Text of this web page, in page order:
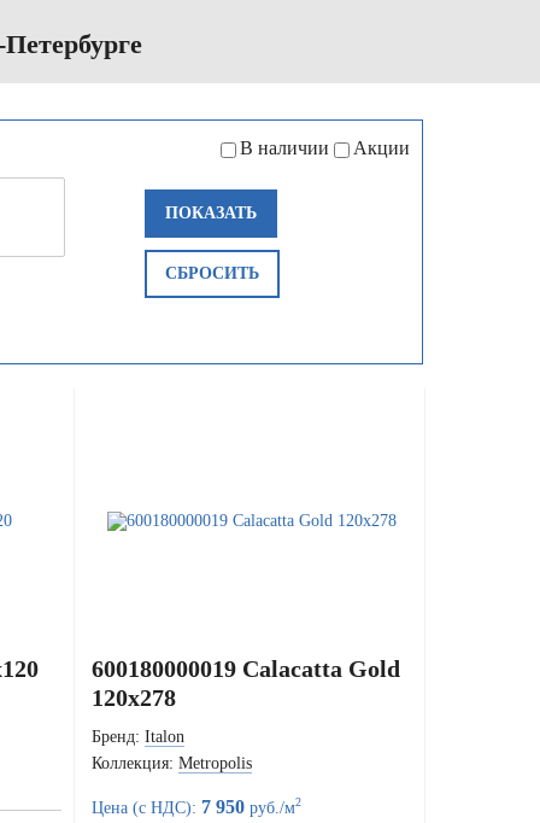
Акции
В наличии
ПОКАЗАТЬ
СБРОСИТЬ
600180000019 Calacatta Gold
120x278
Бренд: Italon
Коллекция: Metropolis
Цена (с НДС): 7 950руб./м2